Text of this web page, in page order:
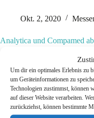
Um dir ein optimales Erlebnis zu
um Geräteinformationen zu
Technologien zustimmst, können
auf dieser Website verarbeiten.
zurückziehst, können bestimmte
Okt. 2, 2020
Analytica und Compamed
Die Messen Analytica und
Situation mit dem SARS-